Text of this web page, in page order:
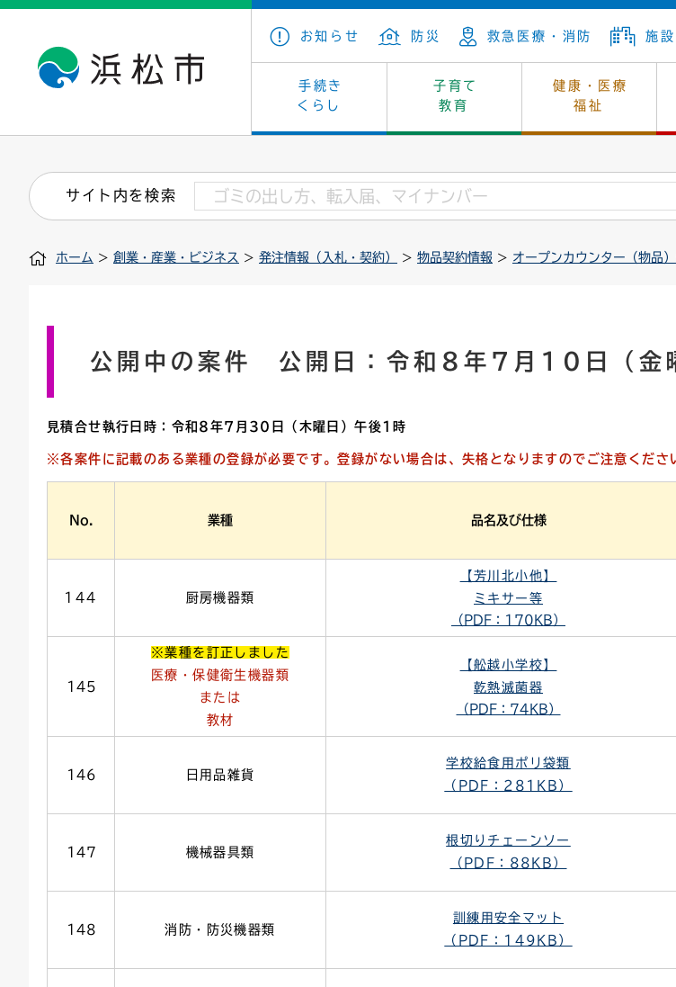
お知らせ 防災 救急医療・消防 施設
手続き
くらし
子育て
教育
健康・医療
福祉
戸籍・住民の手続き 保険・年金 上下水道
住まい・建築 墓地・斎場 消費生活
税金 法人税 環境
連絡ごみ
子育て・青少年・若者 教育 生涯学習
看護専門学校 学級閉鎖 幼稚園
小学校一覧 中学校一覧
健康・医療 福祉 休日当
介護保険 保健所
文化・芸術 文化財 レジャ
浜松・浜名湖だいすきネット はじめよう、ハマライフ
産業振興 カーボンニュートラル 土地
発注情報(入札・契約) 福祉・介護 環境対策
募集 雇用・就労 企業立地
市の概要 庁舎案内 市長の
外郭団体 統計 選挙
職員採用 市有財産 例規・
ユニバーサルデザイン
サイト内を検索
ホーム > 創業・産業・ビジネス > 発注情報（入札・契約） > 物品契約情報 > オープンカウンター（物品
公開中の案件 公開日：令和8年7月10日（金
見積合せ執行日時：令和8年7月30 日（木曜日）午後1時
※各案件に記載のある業種の登録が必要です。登録がない場合は、失格となりますのでご注意くださ
No. 業種 品名及び仕様
144 厨房機器類
【芳川北小他】
ミキサー等
（PDF：170KB）
145
※業種を訂正しました
医療・保健衛生機器類
または
教材
【舩越小学校】
乾熱滅菌器
（PDF：74KB）
146 日用品雑貨
学校給食用ポリ袋類
（PDF：281KB）
147 機械器具類
根切りチェーンソー
（PDF：88KB）
148 消防・防災機器類
訓練用安全マット
（PDF：149KB）